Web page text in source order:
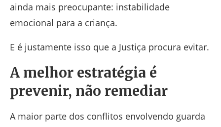
ainda mais preocupante: instabilidade
emocional para a criança.
E é justamente isso que a Justiça procura evitar.
A melhor estratégia é
prevenir, não remediar
A maior parte dos conflitos envolvendo guarda